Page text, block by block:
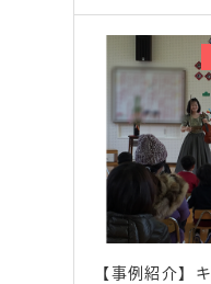
【事例紹介】